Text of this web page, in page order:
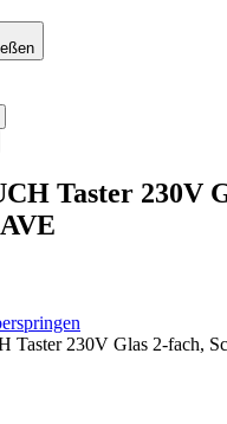
Taster 230V